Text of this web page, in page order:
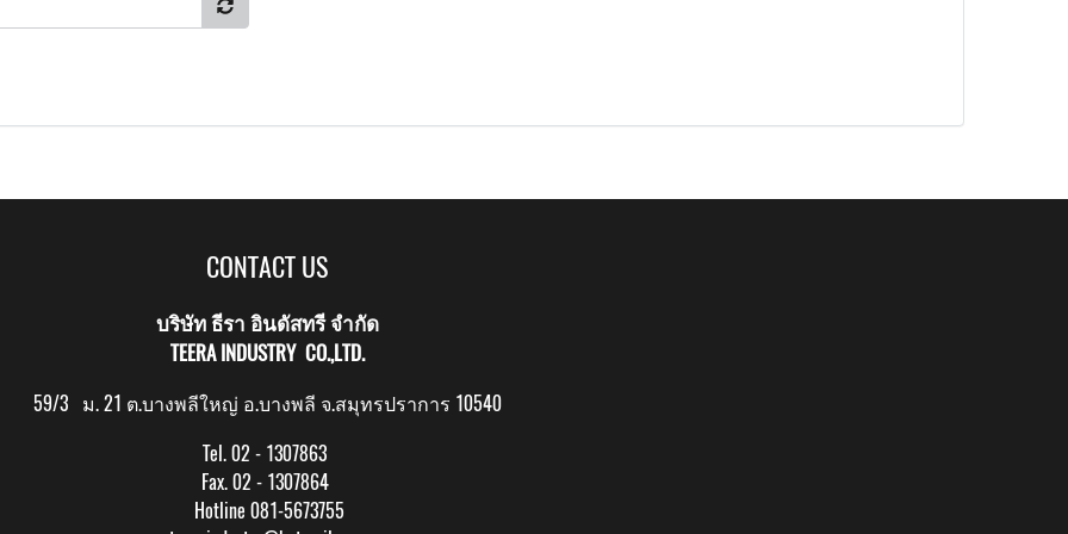
CONTACT US
บริษัท ธีรา อินดัสทรี จำกัด
TEERA INDUSTRY CO.,LTD.
59/3 ม. 21 ต.บางพลีใหญ่ อ.บางพลี จ.สมุทรปราการ 10540
Tel. 02 - 1307863
Fax. 02 - 1307864
Hotline 081-5673755